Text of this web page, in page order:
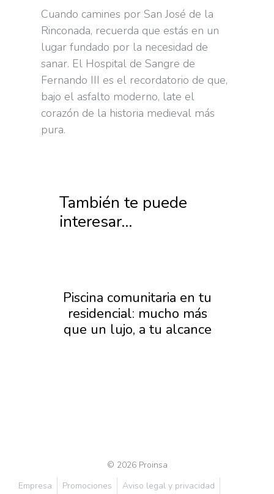
Cuando camines por San José de la
Rinconada, recuerda que estás en un
lugar fundado por la necesidad de
sanar. El Hospital de Sangre de
Fernando III es el recordatorio de que,
bajo el asfalto moderno, late el
corazón de la historia medieval más
pura.
También te puede
interesar...
Piscina comunitaria en tu
residencial: mucho más
que un lujo, a tu alcance
© 2026 Proinsa
Empresa
Promociones Aviso legal y privacidad